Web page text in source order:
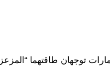
توجهان طاقتهما